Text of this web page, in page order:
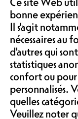
LA
+
ENTRÉE
bonne
Il s'agit
nécessaires au
d'autres qui
statistiques
confort ou pour
personnalisés.
quelles
Veuillez noter